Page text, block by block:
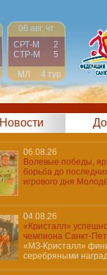
06 авг, чт
СРТ-М
2
СТР-М
5
МЛ
4 тур
Новости
06.08.26
Волевые победы,
борьба до
игрового дня
04.08.26
«Кристалл»
чемпиона Санкт-
«МЗ-Кристалл»
серебряными